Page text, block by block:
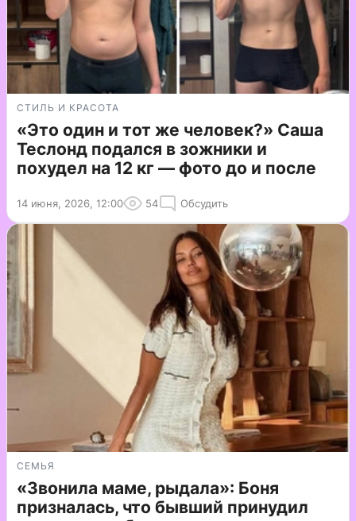
СТИЛЬ И КРАСОТА
«Это один и тот же человек?» Саша
Теслонд подался в зожники и
похудел на 12 кг — фото до и после
14 июня, 2026, 12:00 54 Обсудить
СЕМЬЯ
«Звонила маме, рыдала»: Боня
призналась, что бывший принудил